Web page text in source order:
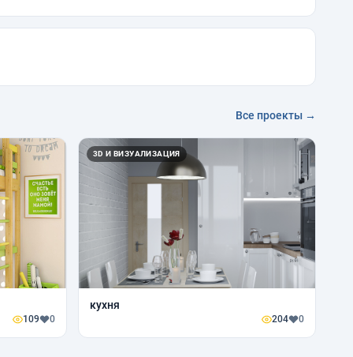
Все проекты →
109 0
3D И ВИЗУАЛИЗАЦИЯ
кухня
204 0